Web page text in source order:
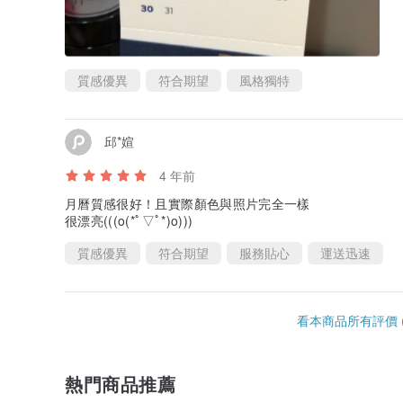
質感優異 符合期望 風格獨特
邱*媗
4 年前
月曆質感很好！且實際顏色與照片完全一樣
很漂亮(((o(*ﾟ▽ﾟ*)o)))
質感優異
符合期望 服務貼心 運送迅速
看本商品所有評價
熱門商品推薦